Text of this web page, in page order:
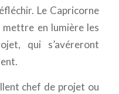
Le Capricorne
en lumière les
qui s’avéreront
chef de projet ou